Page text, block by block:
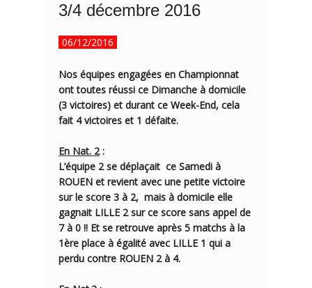
3/4 décembre 2016
06/12/2016
Nos équipes engagées en Championnat
ont toutes réussi ce Dimanche à domicile
(3 victoires) et durant ce Week-End, cela
fait 4 victoires et 1 défaite.
En Nat. 2:
L’équipe 2se déplaçait ce Samedi à
ROUEN et revient avec une petite victoire
sur le score 3 à 2, mais à domicile elle
gagnait LILLE 2 sur ce score sans appel de
7 à 0 !! Et se retrouve après 5 matchs à la
1ère place à égalité avec LILLE 1 qui a
perdu contre ROUEN 2 à 4.